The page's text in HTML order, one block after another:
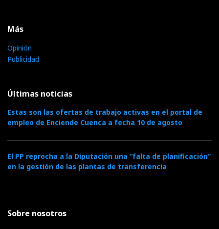
Más
Opinión
Publicidad
Últimas noticias
Estas son las ofertas de trabajo activas en el portal de
empleo de Enciende Cuenca a fecha 10 de agosto
El PP reprocha a la Diputación una “falta de planificación”
en la gestión de las plantas de transferencia
Sobre nosotros